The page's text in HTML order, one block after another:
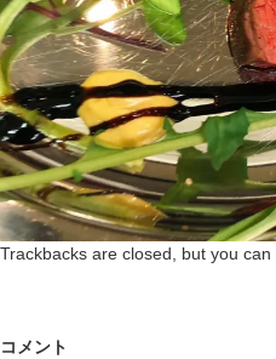
Trackbacks are closed, but you can
コメント